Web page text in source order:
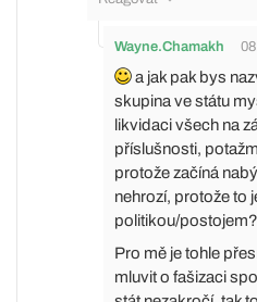
Wayne.Chamakh
a jak pak bys
skupina ve státu
likvidaci všech na
příslušnosti,
protože začíná
nehrozí, protože to
politikou/postojem?
Pro mě je tohle
mluvit o fašizaci